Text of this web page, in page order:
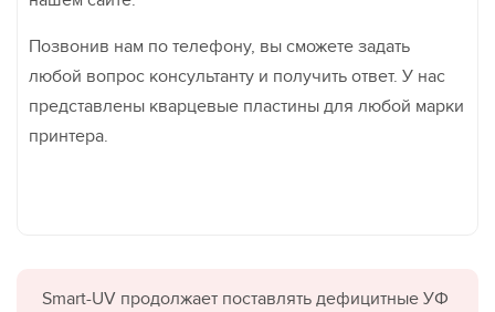
Позвонив нам по телефону, вы сможете задать
любой вопрос консультанту и получить ответ. У нас
представлены кварцевые пластины для любой марки
принтера.
Smart-UV продолжает поставлять дефицитные УФ